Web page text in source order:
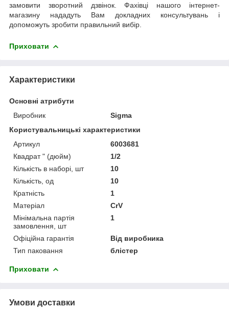
замовити зворотний дзвінок. Фахівці нашого інтернет-
магазину нададуть Вам докладних консультувань і
допоможуть зробити правильний вибір.
Приховати
Характеристики
Основні атрибути
Виробник
Sigma
Користувальницькі характеристики
Артикул
6003681
Квадрат " (дюйм)
1/2
Кількість в наборі, шт
10
Кількість, од
10
Кратність
1
Матеріал
CrV
Мінімальна партія
замовлення, шт
1
Офіційна гарантія
Від виробника
Тип паковання
блістер
Приховати
Умови доставки